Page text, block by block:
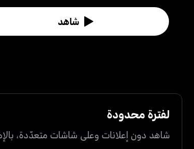
شاهد
لفترة محدودة
شاهد دون إعلانات وعلى شاشات متعدّدة،